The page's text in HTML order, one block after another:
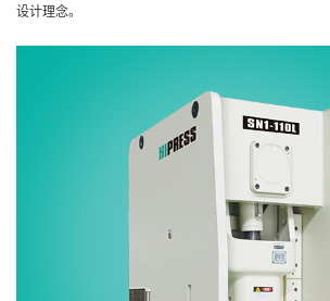
设计理念。